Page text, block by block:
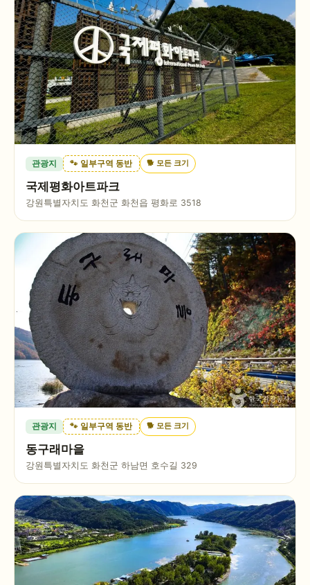
관광지 🐾 일부구역 동반 🐕 모든 크기
국제평화아트파크
강원특별자치도 화천군 화천읍 평화로 3518
관광지 🐾 일부구역 동반 🐕 모든 크기
동구래마을
강원특별자치도 화천군 하남면 호수길 329